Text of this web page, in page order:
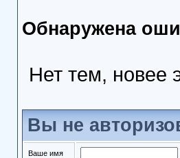
Обнаружена
Нет тем, новее
Вы не
Ваше имя